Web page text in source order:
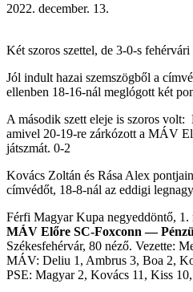
2022. december. 13.
Két szoros szettel, de 3-0-s
Jól indult hazai szemszögből a
ellenben 18-16-nál meglógott két
A második szett eleje is szoros
amivel 20-19-re zárkózott a MÁV
játszmát. 0-2
Kovács Zoltán és Rása Alex
címvédőt, 18-8-nál az eddigi
Férfi Magyar Kupa negyeddöntő, 1.
MÁV Előre SC-Foxconn —
Székesfehérvár, 80 néző. Vezette:
MÁV: Deliu 1, Ambrus 3, Boa 2,
PSE: Magyar 2, Kovács 11, Kiss